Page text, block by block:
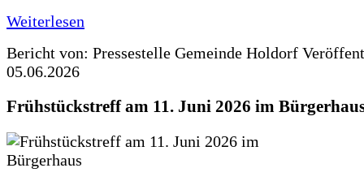
Weiterlesen
Bericht von: Pressestelle Gemeinde Holdorf
05.06.2026
Frühstückstreff am 11. Juni 2026 im